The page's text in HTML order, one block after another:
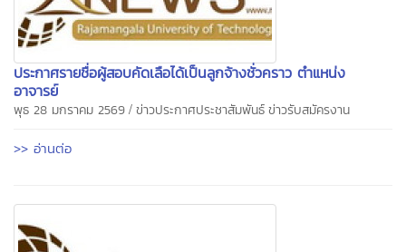
ประกาศรายชื่อผู้สอบคัดเลือได้เป็นลูกจ้างชั่วคราว ตำแหน่ง
อาจารย์
พุธ 28 มกราคม 2569 / ข่าวประกาศประชาสัมพันธ์ข่าวรับสมัครงาน
>> อ่านต่อ